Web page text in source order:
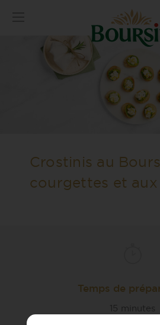
Crostinis au
courgettes et aux
Temps de
15 minutes